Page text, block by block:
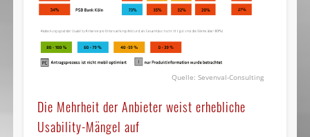
Sevenval-Consulting
Die Mehrheit der Anbieter weist erhebliche
Usability-Mängel auf